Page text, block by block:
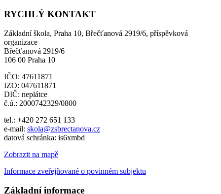
RYCHLÝ KONTAKT
Základní škola, Praha 10, Břečťanová 2919/6, příspěvková
organizace
Břečťanová 2919/6
106 00 Praha 10
IČO: 47611871
IZO: 047611871
DIČ: neplátce
č.ú.: 2000742329/0800
tel.: +420 272 651 133
e-mail: skola@zsbrectanova.cz
datová schránka: is6xmbd
Zobrazit na mapě
Informace zveřejňované o povinném subjektu
Základní informace